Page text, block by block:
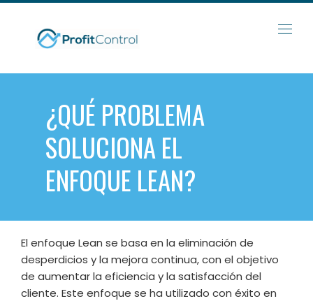
Skip
¿QUÉ PROBLEMA
SOLUCIONA EL
ENFOQUE LEAN?
El enfoque Lean se basa en la eliminación de
desperdicios y la mejora continua, con el objetivo
de aumentar la eficiencia y la satisfacción del
cliente. Este enfoque se ha utilizado con éxito en